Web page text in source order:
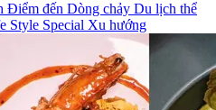
Điểm đến Dòng chảy Du lịch thể
Style Special Xu hướng